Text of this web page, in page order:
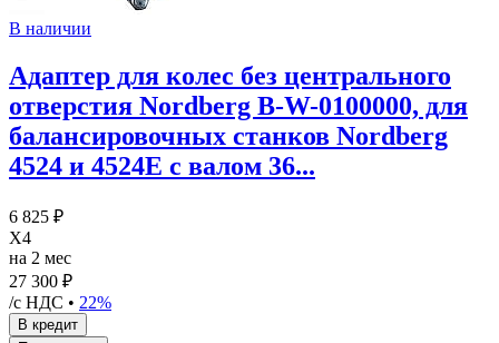
В наличии
Адаптер для колес без центрального
отверстия Nordberg B-W-0100000, для
балансировочных станков Nordberg
4524 и 4524E с валом 36...
6 825 ₽
X4
на 2 мес
27 300 ₽
/с НДС • 22%